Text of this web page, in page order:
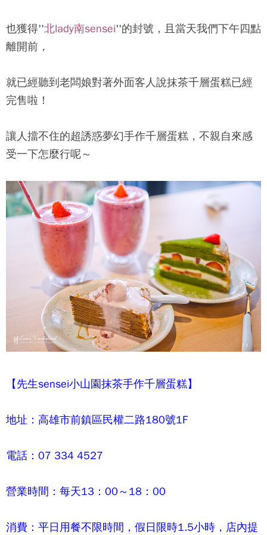
也獲得''北lady南sensei''的封號，且當天我們下午四點
離開前，
就已經聽到老闆娘對著外面客人說抹茶千層蛋糕已經
完售啦！
讓人擋不住的超誘惑夢幻手作千層蛋糕，不親自來感
受一下怎麼行呢～
【先生sensei小山園抹茶手作千層蛋糕】
地址：高雄市前鎮區民權二路180號1F
電話：07 334 4527
營業時間：每天13：00～18：00
消費：平日用餐不限時間，假日限時1.5小時，店內提